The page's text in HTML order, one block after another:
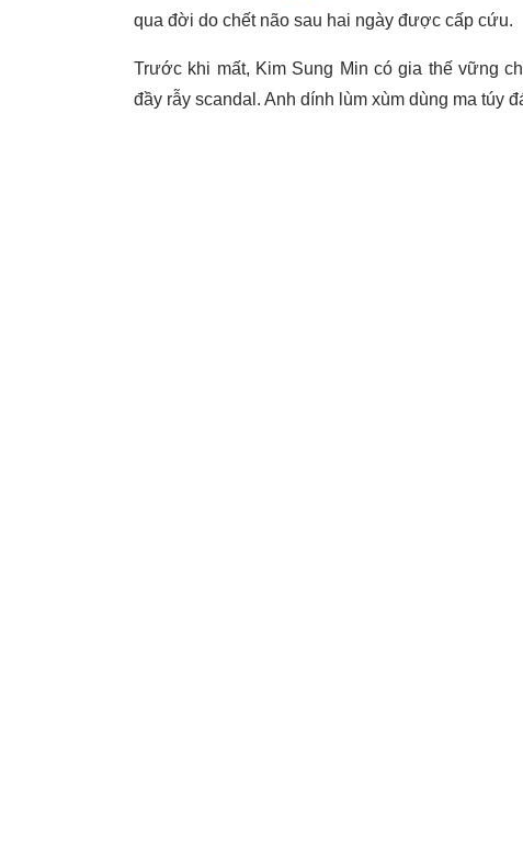
qua đời do chết não sau hai ngày được cấp cứu.
Trước khi mất, Kim Sung Min có gia thế vững
đầy rẫy scandal. Anh dính lùm xùm dùng ma túy